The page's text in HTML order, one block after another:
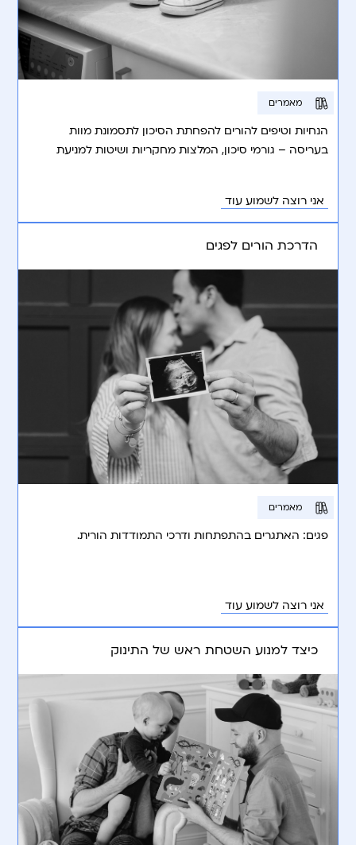
מאמרים
הנחיות וטיפים להורים להפחתת הסיכון לתסמונת מוות
בעריסה – גורמי סיכון, המלצות מחקריות ושיטות למניעת
אני רוצה לשמוע עוד
הדרכת הורים לפגים
מאמרים
פגים: האתגרים בהתפתחות ודרכי התמודדות הורית.
אני רוצה לשמוע עוד
כיצד למנוע השטחת ראש של התינוק